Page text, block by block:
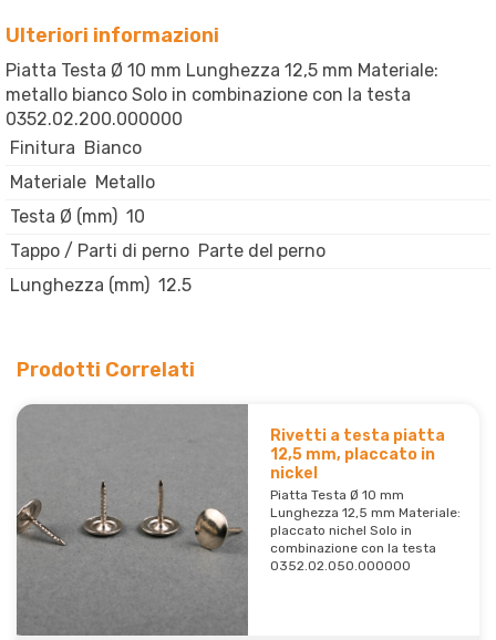
Ulteriori informazioni
Piatta Testa Ø 10 mm Lunghezza 12,5 mm Materiale:
metallo bianco Solo in combinazione con la testa
0352.02.200.000000
Finitura Bianco
Materiale Metallo
Testa Ø (mm) 10
Tappo / Parti di perno Parte del perno
Lunghezza (mm) 12.5
Prodotti Correlati
Rivetti a testa piatta
12,5 mm, placcato in
nickel
Piatta Testa Ø 10 mm
Lunghezza 12,5 mm Materiale:
placcato nichel Solo in
combinazione con la testa
0352.02.050.000000